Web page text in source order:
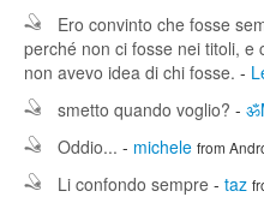
Ero convinto che fosse
perché non ci fosse nei titoli, e
non avevo idea di chi fosse. -
smetto quando voglio? -
Oddio... - michele from
Li confondo sempre - taz